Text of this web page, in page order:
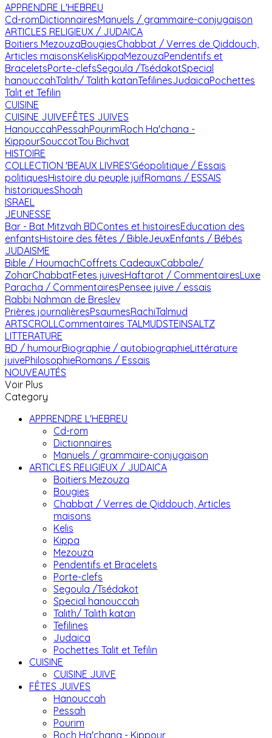
APPRENDRE L'HEBREU
Cd-romDictionnairesManuels / grammaire-conjugaison
ARTICLES RELIGIEUX / JUDAICA
Boitiers MezouzaBougiesChabbat / Verres de Qiddouch,
Articles maisonsKelisKippaMezouzaPendentifs et
BraceletsPorte-clefsSegoula /TsédakotSpecial
hanouccahTalith/ Talith katanTefilinesJudaicaPochettes
Talit et Tefilin
CUISINE
CUISINE JUIVEFÊTES JUIVES
HanouccahPessahPourimRoch Ha'chana -
KippourSouccotTou Bichvat
HISTOIRE
COLLECTION 'BEAUX LIVRES'Géopolitique / Essais
politiquesHistoire du peuple juifRomans / ESSAIS
historiquesShoah
ISRAEL
JEUNESSE
Bar - Bat Mitzvah BDContes et histoiresEducation des
enfantsHistoire des fêtes / BibleJeuxEnfants / Bébés
JUDAISME
Bible / HoumachCoffrets CadeauxCabbale/
ZoharChabbatFetes juivesHaftarot / CommentairesLuxe
Paracha / CommentairesPensee juive / essais
Rabbi Nahman de Breslev
Prières journalièresPsaumesRachiTalmud
ARTSCROLL Commentaires TALMUDSTEINSALTZ
LITTERATURE
BD / humourBiographie / autobiographieLittérature
juivePhilosophieRomans / Essais
NOUVEAUTÉS
Voir Plus
Category
APPRENDRE L'HEBREU
Cd-rom
Dictionnaires
Manuels / grammaire-conjugaison
ARTICLES RELIGIEUX / JUDAICA
Boitiers Mezouza
Bougies
Chabbat / Verres de Qiddouch, Articles
maisons
Kelis
Kippa
Mezouza
Pendentifs et Bracelets
Porte-clefs
Segoula /Tsédakot
Special hanouccah
Talith/ Talith katan
Tefilines
Judaica
Pochettes Talit et Tefilin
CUISINE
CUISINE JUIVE
FÊTES JUIVES
Hanouccah
Pessah
Pourim
Roch Ha'chana - Kippour